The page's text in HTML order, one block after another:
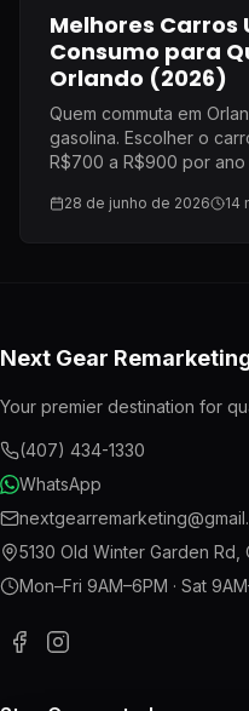
Melhores Carros
Consumo para
Orlando (2026)
Quem commuta em
gasolina. Escolher o
R$700 a R$900 por
28 de junho de 2026 14
Next Gear
Your premier destination for
(407) 434-1330
WhatsApp
5130 Old Winter Garden Rd
Mon–Fri 9AM–6PM · Sat